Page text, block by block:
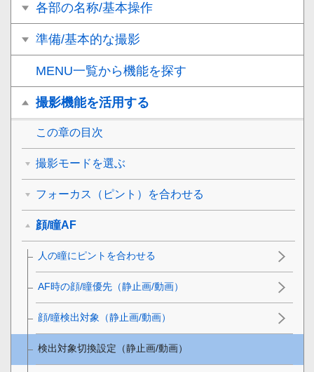
各部の名称/基本操作
準備/基本的な撮影
MENU一覧から機能を探す
撮影機能を活用する
この章の目次
撮影モードを選ぶ
フォーカス（ピント）を合わせる
顔/瞳AF
人の瞳にピントを合わせる
AF時の顔/瞳優先 （静止画/動画）
顔/瞳検出対象 （静止画/動画）
検出対象切換設定 （静止画/動画）